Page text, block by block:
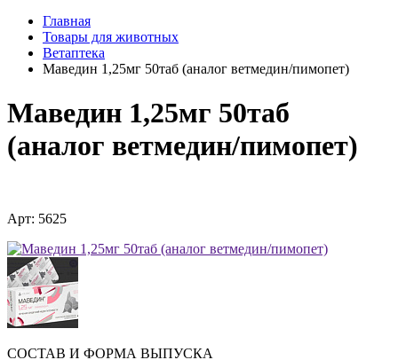
Главная
Товары для животных
Ветаптека
Маведин 1,25мг 50таб (аналог ветмедин/пимопет)
Маведин 1,25мг 50таб
(аналог ветмедин/пимопет)
Арт: 5625
СОСТАВ И ФОРМА ВЫПУСКА